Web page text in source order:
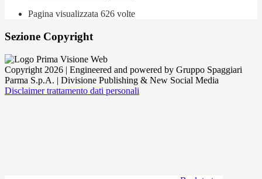
Pagina visualizzata 626 volte
Sezione Copyright
Copyright 2026 | Engineered and powered by Gruppo Spaggiari
Parma S.p.A. | Divisione Publishing & New Social Media
Disclaimer trattamento dati personali